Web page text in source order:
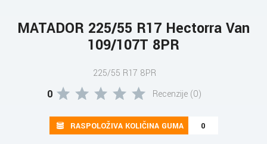
MATADOR 225/55 R17 Hectorra Van
109/107T 8PR
225/55 R17 8PR
0 Recenzije (0)
RASPOLOŽIVA KOLIČINA GUMA 0